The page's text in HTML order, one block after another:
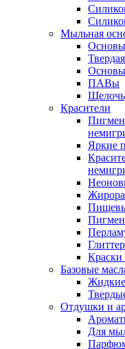
Мыльная
Основы
ПАВы
Красители
Яркие
Базовые
Отдушки и
Для